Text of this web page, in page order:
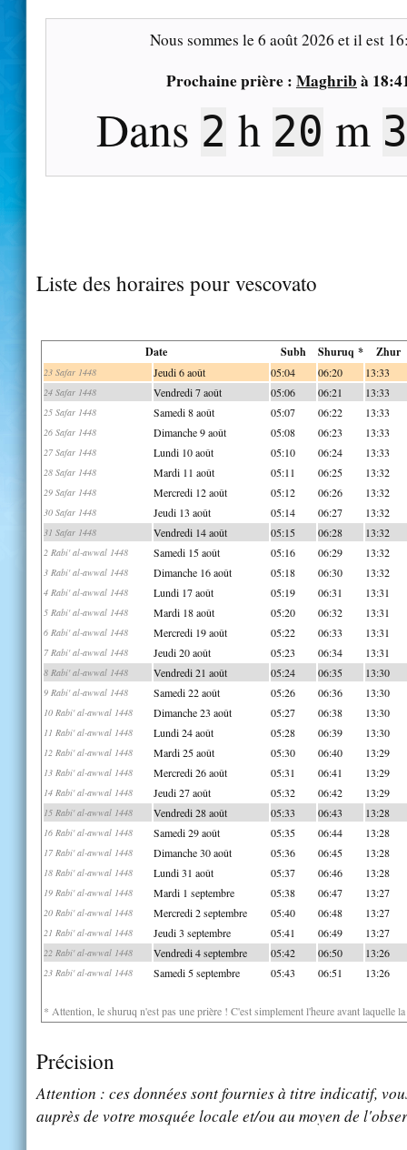
Nous sommes le6 août 2026 et il est
Prochaine prière : Maghrib à
Dans 2 h 20 m
Liste des horaires pour vescovato
Date Subh Shuruq * Zhur
23 Safar 1448 Jeudi 6 août 05:04 06:20 13:33
24 Safar 1448 Vendredi 7 août 05:06 06:21 13:33
25 Safar 1448 Samedi 8 août 05:07 06:22 13:33
26 Safar 1448 Dimanche 9 août 05:08 06:23 13:33
27 Safar 1448 Lundi 10 août 05:10 06:24 13:33
28 Safar 1448 Mardi 11 août 05:11 06:25 13:32
29 Safar 1448 Mercredi 12 août 05:12 06:26 13:32
30 Safar 1448 Jeudi 13 août 05:14 06:27 13:32
31 Safar 1448 Vendredi 14 août 05:15 06:28 13:32
2 Rabi' al-awwal 1448 Samedi 15 août 05:16 06:29 13:32
3 Rabi' al-awwal 1448 Dimanche 16 août 05:18 06:30 13:32
4 Rabi' al-awwal 1448 Lundi 17 août 05:19 06:31 13:31
5 Rabi' al-awwal 1448 Mardi 18 août 05:20 06:32 13:31
6 Rabi' al-awwal 1448 Mercredi 19 août 05:22 06:33 13:31
7 Rabi' al-awwal 1448 Jeudi 20 août 05:23 06:34 13:31
8 Rabi' al-awwal 1448 Vendredi 21 août 05:24 06:35 13:30
9 Rabi' al-awwal 1448 Samedi 22 août 05:26 06:36 13:30
10 Rabi' al-awwal 1448 Dimanche 23 août 05:27 06:38 13:30
11 Rabi' al-awwal 1448 Lundi 24 août 05:28 06:39 13:30
12 Rabi' al-awwal 1448 Mardi 25 août 05:30 06:40 13:29
13 Rabi' al-awwal 1448 Mercredi 26 août 05:31 06:41 13:29
14 Rabi' al-awwal 1448 Jeudi 27 août 05:32 06:42 13:29
15 Rabi' al-awwal 1448 Vendredi 28 août 05:33 06:43 13:28
16 Rabi' al-awwal 1448 Samedi 29 août 05:35 06:44 13:28
17 Rabi' al-awwal 1448 Dimanche 30 août 05:36 06:45 13:28
18 Rabi' al-awwal 1448 Lundi 31 août 05:37 06:46 13:28
19 Rabi' al-awwal 1448 Mardi 1 septembre 05:38 06:47 13:27
20 Rabi' al-awwal 1448 Mercredi 2 septembre 05:40 06:48 13:27
21 Rabi' al-awwal 1448 Jeudi 3 septembre 05:41 06:49 13:27
22 Rabi' al-awwal 1448 Vendredi 4 septembre 05:42 06:50 13:26
23 Rabi' al-awwal 1448 Samedi 5 septembre 05:43 06:51 13:26
* Attention, le shuruq n'est pas une prière ! C'est simplement l'heure avant laquelle
Précision
Attention : ces données sont fournies à titre indicatif,
auprès de votre mosquée locale et/ou au moyen de